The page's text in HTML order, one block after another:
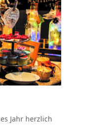
Jahr herzlich